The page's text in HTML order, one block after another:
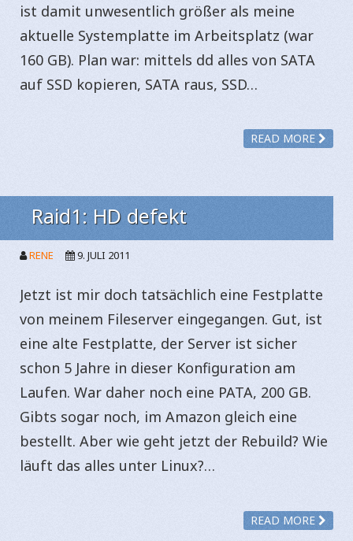
ist damit unwesentlich größer als meine
aktuelle Systemplatte im Arbeitsplatz (war
160 GB). Plan war: mittels dd alles von SATA
auf SSD kopieren, SATA raus, SSD…
READ MORE
Raid1: HD defekt
RENE 9. JULI 2011
Jetzt ist mir doch tatsächlich eine Festplatte
von meinem Fileserver eingegangen. Gut, ist
eine alte Festplatte, der Server ist sicher
schon 5 Jahre in dieser Konfiguration am
Laufen. War daher noch eine PATA, 200 GB.
Gibts sogar noch, im Amazon gleich eine
bestellt. Aber wie geht jetzt der Rebuild? Wie
läuft das alles unter Linux?…
READ MORE